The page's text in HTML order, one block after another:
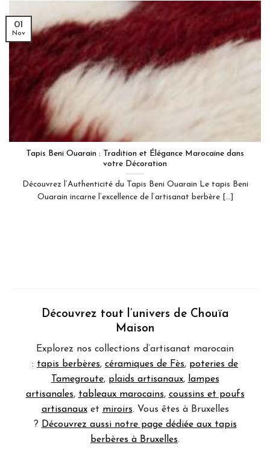
Tapis Beni Ouarain : Tradition et Élégance Marocaine dans
votre Décoration
Découvrez l’Authenticité du Tapis Beni Ouarain Le tapis Beni
Ouarain incarne l’excellence de l’artisanat berbère [...]
01
Nov
Découvrez tout l’univers de Chouïa
Maison
Explorez nos collections d’artisanat marocain
: tapis berbères, céramiques de Fès, poteries de
Tamegroute, plaids artisanaux, lampes
artisanales, tableaux marocains, coussins et poufs
artisanauxet miroirs. Vous êtes à Bruxelles
? Découvrez aussi notre page dédiée aux tapis
berbères à Bruxelles.